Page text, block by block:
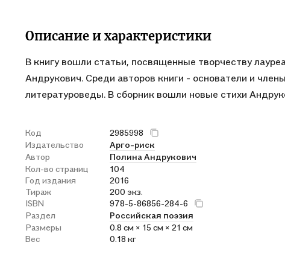
Описание и характеристики
В книгу вошли статьи, посвященные творчеству
Андрукович. Среди авторов книги - основатели и
литературоведы. В сборник вошли новые стихи
Код
2985998
Издательство
Арго-риск
Автор
Полина Андрукович
Кол-во страниц
104
Год издания
2016
Тираж
200 экз.
ISBN
978-5-86856-284-6
Раздел
Российская поэзия
Размеры
0.8 см × 15 см × 21 см
Вес
0.18 кг